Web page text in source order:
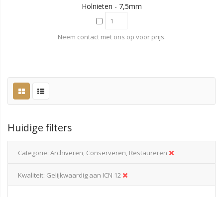
Holnieten - 7,5mm
Neem contact met ons op voor prijs.
Huidige filters
Categorie Archiveren, Conserveren, Restaureren
Kwaliteit Gelijkwaardig aan ICN 12